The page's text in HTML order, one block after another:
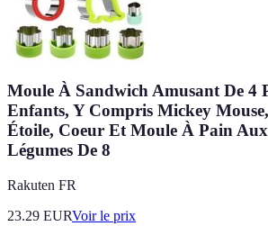
Moule À Sandwich Amusant De 4
Enfants, Y Compris Mickey
Étoile, Coeur Et Moule À Pain
Légumes De 8
Rakuten FR
23.29 EURVoir le prix